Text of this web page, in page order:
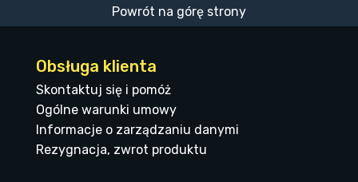
Powrót na górę strony
Obsługa klienta
Skontaktuj się i pomóż
Ogólne warunki umowy
Informacje o zarządzaniu danymi
Rezygnacja, zwrot produktu